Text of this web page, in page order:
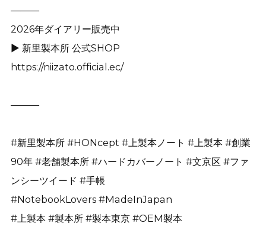
———
2026年ダイアリー販売中
▶ 新里製本所 公式SHOP
https://niizato.official.ec/
———
#新里製本所 #HONcept #上製本ノート #上製本 #創業
90年 #老舗製本所 #ハードカバーノート #文京区 #ファ
ンシーツイード #手帳
#NotebookLovers #MadeInJapan
#上製本 #製本所 #製本東京 #OEM製本